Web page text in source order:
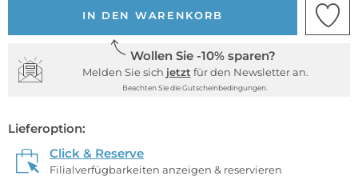
IN DEN WARENKORB
Wollen Sie -10% sparen?
Melden Sie sich jetzt für den Newsletter an.
Beachten Sie die Gutscheinbedingungen.
Lieferoption:
Click & Reserve
Filialverfügbarkeiten anzeigen & reservieren